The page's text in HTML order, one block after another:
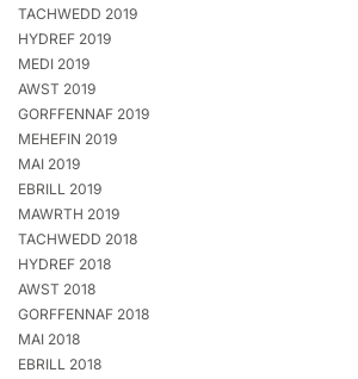
TACHWEDD 2019
HYDREF 2019
MEDI 2019
AWST 2019
GORFFENNAF 2019
MEHEFIN 2019
MAI 2019
EBRILL 2019
MAWRTH 2019
TACHWEDD 2018
HYDREF 2018
AWST 2018
GORFFENNAF 2018
MAI 2018
EBRILL 2018